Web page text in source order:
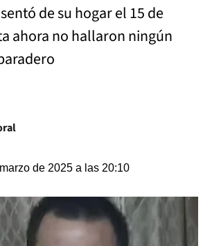
de su hogar el 15 de
ahora no hallaron ningún
de 2025 a las 20:10